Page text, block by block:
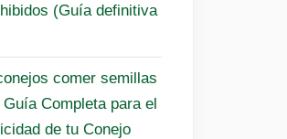
(Guía definitiva
comer semillas
Completa para el
de tu Conejo